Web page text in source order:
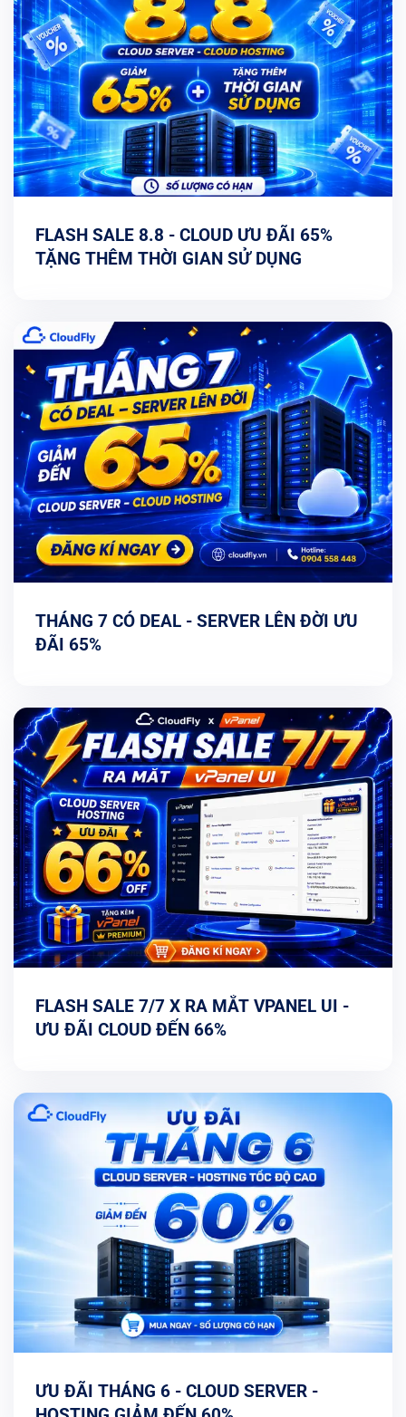
FLASH SALE 8.8 - CLOUD ƯU ĐÃI 65%
TẶNG THÊM THỜI GIAN SỬ DỤNG
THÁNG 7 CÓ DEAL - SERVER LÊN ĐỜI ƯU
ĐÃI 65%
FLASH SALE 7/7 X RA MẮT VPANEL UI -
ƯU ĐÃI CLOUD ĐẾN 66%
ƯU ĐÃI THÁNG 6 - CLOUD SERVER -